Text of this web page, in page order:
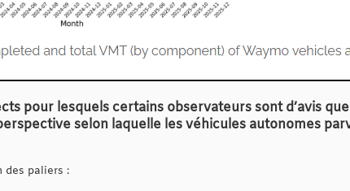
pour lesquels certains observateurs sont d’avis
selon laquelle les véhicules autonomes
des paliers :